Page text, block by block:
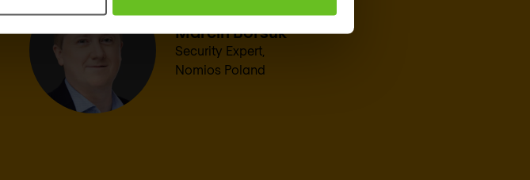
Marcin Borsuk
Security Expert,
Nomios Poland